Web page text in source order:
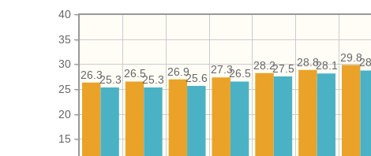
15
20
25
30
35
40
29.8
28.8
28.2
27.3
26.9
26.5
26.3
28.1
27.5
26.5
25.6
25.3
25.3